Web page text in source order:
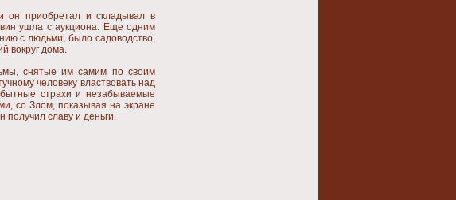
он приобретал и складывал в
ушла с аукциона. Еще одним
с людьми, было садоводство,
вокруг дома.
снятые им самим по своим
человеку властвовать над
страхи и незабываемые
со Злом, показывая на экране
получил славу и деньги.